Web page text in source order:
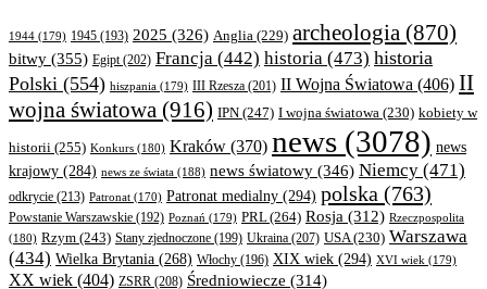
1944 (179) 1945 (193) 2025 (326) Anglia (229) archeologia (870)
bitwy (355) Egipt(202) Francja (442) historia (473) historia
Polski (554) hiszpania (179) III Rzesza (201) II Wojna Światowa (406) II
wojna światowa (916) IPN (247) I wojna światowa (230) kobiety w
historii (255) Konkurs (180) Kraków (370) news (3078) news
krajowy (284) news ze świata (188) news światowy (346) Niemcy (471)
odkrycie (213) Patronat (170) Patronat medialny (294) polska (763)
Powstanie Warszawskie (192) Poznań (179) PRL(264) Rosja (312) Rzeczpospolita
(180) Rzym (243) Stany zjednoczone (199) Ukraina (207) USA(230) Warszawa
(434) Wielka Brytania (268) Włochy (196) XIX wiek (294) XVI wiek (179)
XX wiek (404) ZSRR (208) Średniowiecze (314)